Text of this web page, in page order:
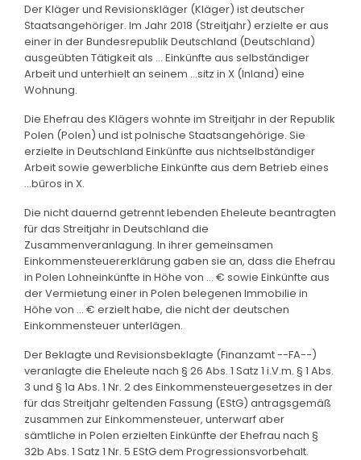
Der Kläger und Revisionskläger (Kläger) ist deutscher
Staatsangehöriger. Im Jahr 2018 (Streitjahr) erzielte er aus
einer in der Bundesrepublik Deutschland (Deutschland)
ausgeübten Tätigkeit als ... Einkünfte aus selbständiger
Arbeit und unterhielt an seinem ...sitz in X (Inland) eine
Wohnung.
Die Ehefrau des Klägers wohnte im Streitjahr in der Republik
Polen (Polen) und ist polnische Staatsangehörige. Sie
erzielte in Deutschland Einkünfte aus nichtselbständiger
Arbeit sowie gewerbliche Einkünfte aus dem Betrieb eines
...büros in X.
Die nicht dauernd getrennt lebenden Eheleute beantragten
für das Streitjahr in Deutschland die
Zusammenveranlagung. In ihrer gemeinsamen
Einkommensteuererklärung gaben sie an, dass die Ehefrau
in Polen Lohneinkünfte in Höhe von ... € sowie Einkünfte aus
der Vermietung einer in Polen belegenen Immobilie in
Höhe von ... € erzielt habe, die nicht der deutschen
Einkommensteuer unterlägen.
Der Beklagte und Revisionsbeklagte (Finanzamt --FA--)
veranlagte die Eheleute nach § 26 Abs. 1 Satz 1 i.V.m. § 1 Abs.
3 und § 1a Abs. 1 Nr. 2 des Einkommensteuergesetzes in der
für das Streitjahr geltenden Fassung (EStG) antragsgemäß
zusammen zur Einkommensteuer, unterwarf aber
sämtliche in Polen erzielten Einkünfte der Ehefrau nach §
32b Abs. 1 Satz 1 Nr. 5 EStG dem Progressionsvorbehalt.